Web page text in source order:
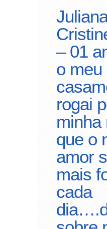
– 01
o meu
rogai
que o
amor
mais
cada